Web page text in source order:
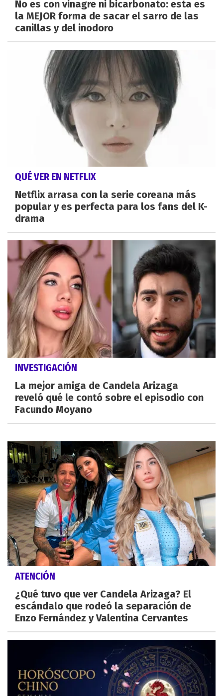
No es con vinagre ni bicarbonato: esta es
la MEJOR forma de sacar el sarro de las
canillas y del inodoro
QUÉ VER EN NETFLIX
Netflix arrasa con la serie coreana más
popular y es perfecta para los fans del K-
drama
INVESTIGACIÓN
La mejor amiga de Candela Arizaga
reveló qué le contó sobre el episodio con
Facundo Moyano
ATENCIÓN
¿Qué tuvo que ver Candela Arizaga? El
escándalo que rodeó la separación de
Enzo Fernández y Valentina Cervantes